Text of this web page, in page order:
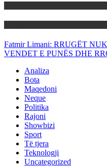
Fatmir Limani: RRUGËT
VENDET E PUNËS DHE
Analiza
Bota
Maqedoni
Neque
Politika
Rajoni
Showbizi
Sport
Të tjera
Teknologji
Uncategorized